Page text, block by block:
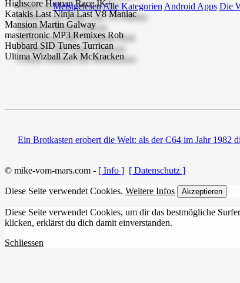
MeistgelesenAlle Kategorien Android Apps Die
Ein Brotkasten erobert die Welt: als der C64 im Jahr 1982
© mike-vom-mars.com - [ Info ] [ Datenschutz ]
Diese Seite verwendet Cookies. Weitere Infos Akzeptieren
Diese Seite verwendet Cookies, um dir das bestmögliche
klicken, erklärst du dich damit einverstanden.
Schliessen